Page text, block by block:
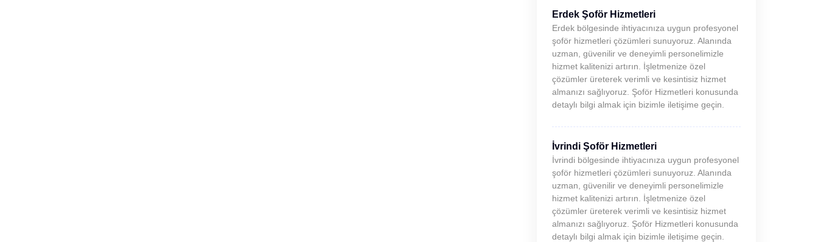
Erdek Şoför Hizmetleri
Erdek bölgesinde ihtiyacınıza uygun profesyonel
şoför hizmetleri çözümleri sunuyoruz. Alanında
uzman, güvenilir ve deneyimli personelimizle
hizmet kalitenizi artırın. İşletmenize özel
çözümler üreterek verimli ve kesintisiz hizmet
almanızı sağlıyoruz. Şoför Hizmetleri konusunda
detaylı bilgi almak için bizimle iletişime geçin.
İvrindi Şoför Hizmetleri
İvrindi bölgesinde ihtiyacınıza uygun profesyonel
şoför hizmetleri çözümleri sunuyoruz. Alanında
uzman, güvenilir ve deneyimli personelimizle
hizmet kalitenizi artırın. İşletmenize özel
çözümler üreterek verimli ve kesintisiz hizmet
almanızı sağlıyoruz. Şoför Hizmetleri konusunda
detaylı bilgi almak için bizimle iletişime geçin.